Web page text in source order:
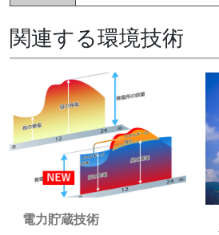
関連する環境技術
電力貯蔵技術